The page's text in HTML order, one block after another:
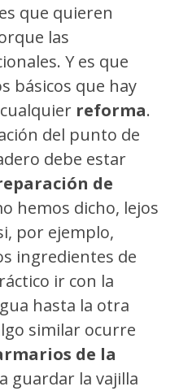
que quieren
las
Y es que
básicos que hay
reforma.
del punto de
debe estar
de
hemos dicho, lejos
por ejemplo,
ingredientes de
ir con la
hasta la otra
similar ocurre
de la
guardar la vajilla